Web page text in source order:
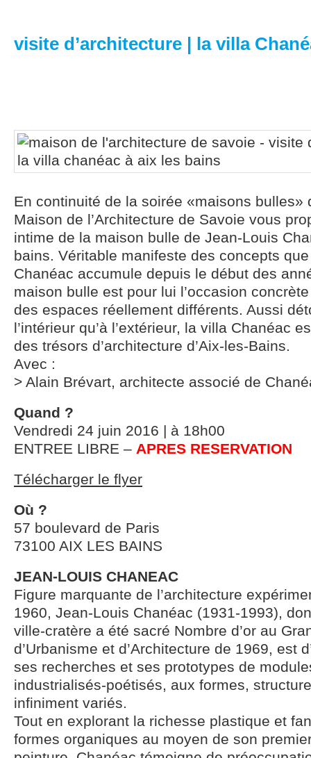
visite d’architecture | la villa
En continuité de la soirée «maisons bulles»
Maison de l’Architecture de Savoie vous
intime de la maison bulle de Jean-Louis
bains. Véritable manifeste des concepts
Chanéac accumule depuis le début des
maison bulle est pour lui l’occasion
des espaces réellement différents. Aussi
l’intérieur qu’à l’extérieur, la villa Chanéac
des trésors d’architecture d’Aix-les-Bains.
Avec :
> Alain Brévart, architecte associé de
Quand ?
Vendredi 24 juin 2016 | à 18h00
ENTREE LIBRE – APRES RESERVATION
Télécharger le flyer
Où ?
57 boulevard de Paris
73100 AIX LES BAINS
JEAN-LOUIS CHANEAC
Figure marquante de l’architecture
1960, Jean-Louis Chanéac (1931-1993),
ville-cratère a été sacré Nombre d’or au
d’Urbanisme et d’Architecture de 1969, est
ses recherches et ses prototypes de
industrialisés-poétisés, aux formes,
infiniment variés.
Tout en explorant la richesse plastique et
formes organiques au moyen de son